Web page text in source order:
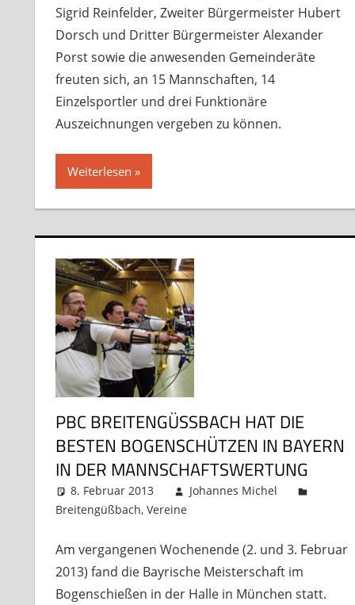
Sigrid Reinfelder, Zweiter Bürgermeister Hubert
Dorsch und Dritter Bürgermeister Alexander
Porst sowie die anwesenden Gemeinderäte
freuten sich, an 15 Mannschaften, 14
Einzelsportler und drei Funktionäre
Auszeichnungen vergeben zu können.
Weiterlesen
PBC BREITENGÜSSBACH HAT DIE B
ESTEN BOGENSCHÜTZEN IN BAYERN I
N DER MANNSCHAFTSWERTUNG
8. Februar 2013
Johannes Michel
Breitengüßbach, Vereine
Am vergangenen Wochenende (2. und 3. Februar
2013) fand die Bayrische Meisterschaft im
Bogenschießen in der Halle in München statt.